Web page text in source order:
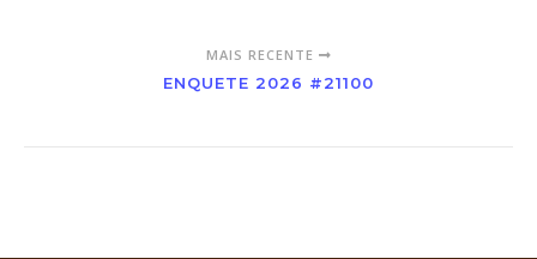
MAIS RECENTE
ENQUETE 2026 #21100